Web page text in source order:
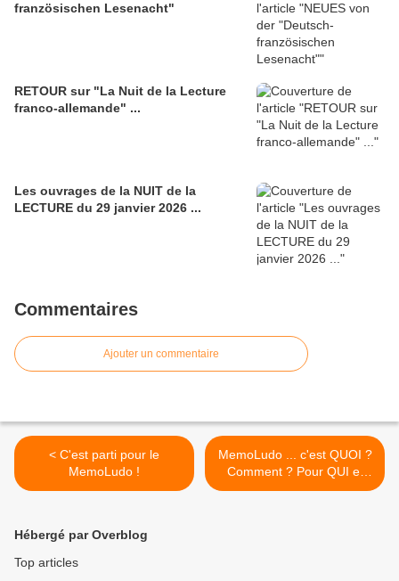
französischen Lesenacht"
RETOUR sur "La Nuit de la Lecture
franco-allemande" ...
Les ouvrages de la NUIT de la
LECTURE du 29 janvier 2026 ...
Commentaires
Ajouter un commentaire
< C'est parti pour le
MemoLudo !
MemoLudo ... c'est QUOI ?
Comment ? Pour QUI et
avec qui ? >
Hébergé par Overblog
Top articles